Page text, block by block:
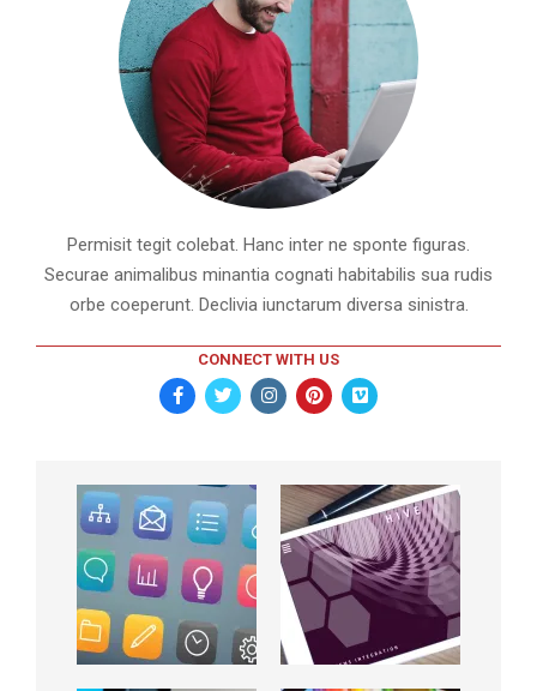
Permisit tegit colebat. Hanc inter ne sponte figuras.
Securae animalibus minantia cognati habitabilis sua rudis
orbe coeperunt. Declivia iunctarum diversa sinistra.
CONNECT WITH US